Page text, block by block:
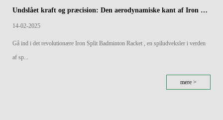
Undslået kraft og præcision: Den aerodynamiske kant af Iron Split Badminton Rackets
14-02-2025
Gå ind i det revolutionære Iron Split Badminton Racket , en spiludveksler i verden
af ​​sp...
mere >